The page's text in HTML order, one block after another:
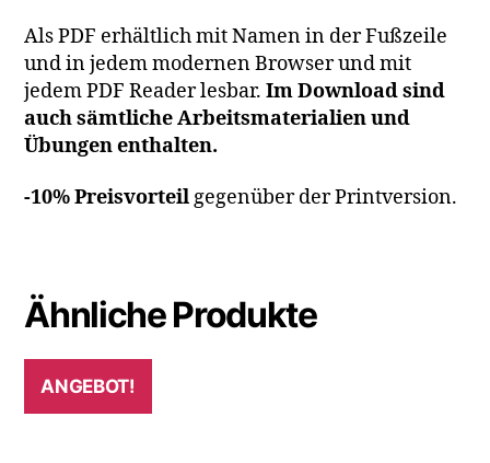
Als PDF erhältlich mit Namen in der Fußzeile
und in jedem modernen Browser und mit
jedem PDF Reader lesbar.Im Download sind
auch sämtliche Arbeitsmaterialien und
Übungen enthalten.
-10% Preisvorteilgegenüber der Printversion.
Ähnliche Produkte
ANGEBOT!